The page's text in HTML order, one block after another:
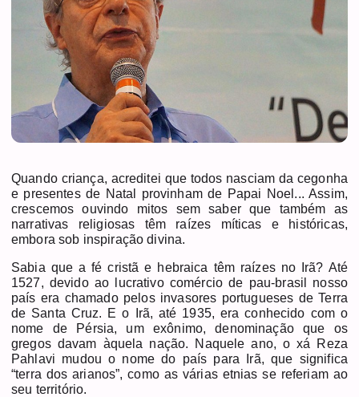
Quando criança, acreditei que todos nasciam da cegonha
e presentes de Natal provinham de Papai Noel... Assim,
crescemos ouvindo mitos sem saber que também as
narrativas religiosas têm raízes míticas e históricas,
embora sob inspiração divina.
Sabia que a fé cristã e hebraica têm raízes no Irã? Até
1527, devido ao lucrativo comércio de pau-brasil nosso
país era chamado pelos invasores portugueses de Terra
de Santa Cruz. E o Irã, até 1935, era conhecido com o
nome de Pérsia, um exônimo, denominação que os
gregos davam àquela nação. Naquele ano, o xá Reza
Pahlavi mudou o nome do país para Irã, que significa
“terra dos arianos”, como as várias etnias se referiam ao
seu território.